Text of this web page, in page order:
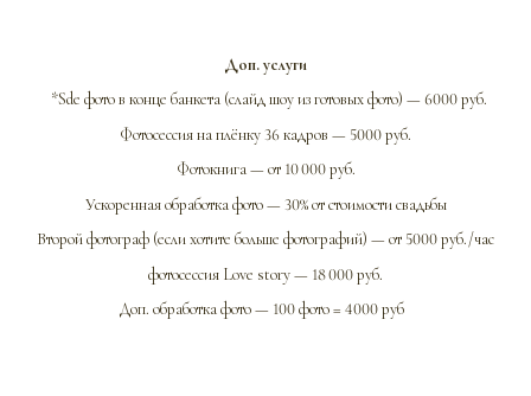
Доп. услуги
*Sde фото в конце банкета (слайд шоу из готовых фото) — 6000 руб.
Фотосессия на плёнку 36 кадров — 5000 руб.
Фотокнига — от 10 000 руб.
Ускоренная обработка фото — 30% от стоимости свадьбы
Второй фотограф (если хотите больше фотографий) — от 5000 руб./час
фотосессия Love story — 18 000 руб.
Доп. обработка фото — 100 фото = 4000 руб